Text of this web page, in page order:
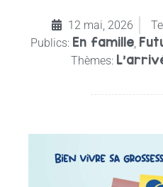
12 mai, 2026
Publics: En famille,
Thèmes: